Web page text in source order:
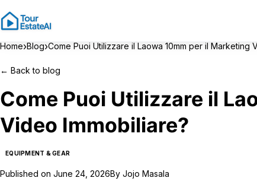
Home›Blog›Come Puoi Utilizzare il Laowa 10mm per il Marketing
← Back to blog
Come Puoi Utilizzare il
Video Immobiliare?
EQUIPMENT & GEAR
Published on June 24, 2026By Jojo Masala